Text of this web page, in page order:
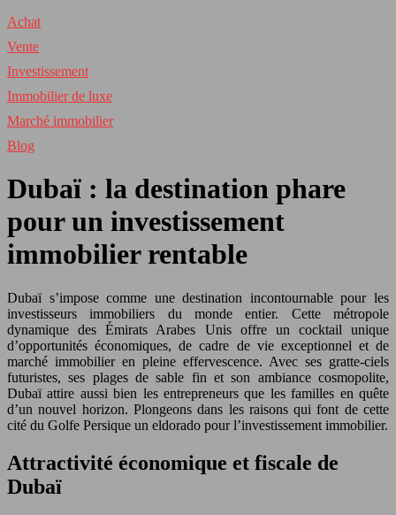
Achat
Vente
Investissement
Immobilier de luxe
Marché immobilier
Blog
Dubaï : la destination phare
pour un investissement
immobilier rentable
Dubaï s’impose comme une destination incontournable pour les
investisseurs immobiliers du monde entier. Cette métropole
dynamique des Émirats Arabes Unis offre un cocktail unique
d’opportunités économiques, de cadre de vie exceptionnel et de
marché immobilier en pleine effervescence. Avec ses gratte-ciels
futuristes, ses plages de sable fin et son ambiance cosmopolite,
Dubaï attire aussi bien les entrepreneurs que les familles en quête
d’un nouvel horizon. Plongeons dans les raisons qui font de cette
cité du Golfe Persique un eldorado pour l’investissement immobilier.
Attractivité économique et fiscale de
Dubaï